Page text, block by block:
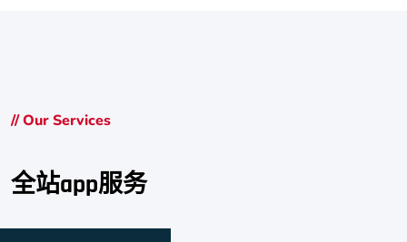
// Our Services
全站app服务